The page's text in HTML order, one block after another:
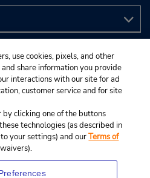
use cookies, pixels, and other
share information you provide
interactions with our site for ad
customer service and for site
by clicking one of the buttons
technologies (as described in
your settings) and ourTerms of